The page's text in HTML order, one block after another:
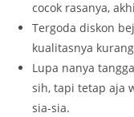
cocok rasanya,
Tergoda diskon
kualitasnya
Lupa nanya
sih, tapi tetap aja
sia-sia.